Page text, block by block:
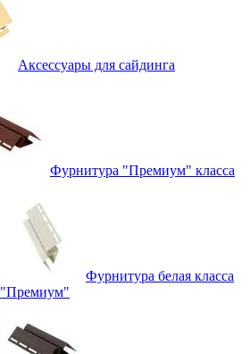
Аксессуары для сайдинга
Фурнитура "Премиум" класса
Фурнитура белая класса
"Премиум"